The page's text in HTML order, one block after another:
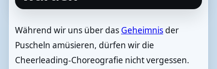
Während wir uns über das Geheimnisder
Puscheln amüsieren, dürfen wir die
Cheerleading-Choreografie nicht vergessen.